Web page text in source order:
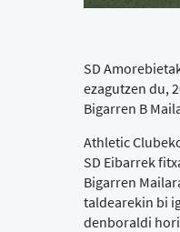
SD
ezagutzen du,
Bigarren B
Athletic
SD Eibarrek
Bigarren
taldearekin bi
denboraldi